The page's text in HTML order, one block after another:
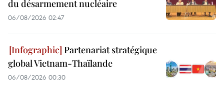
du désarmement nucléaire
06/08/2026 02:47
Partenariat stratégique
global Vietnam-Thaïlande
06/08/2026 00:30